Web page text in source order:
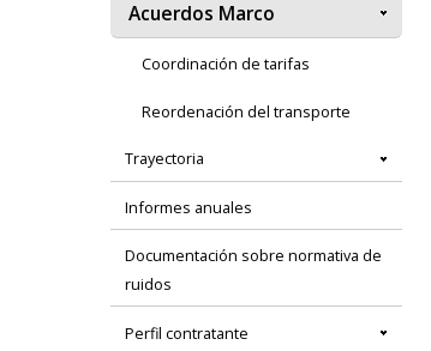
Acuerdos Marco
Coordinación de tarifas
Reordenación del transporte
Trayectoria
Informes anuales
Documentación sobre normativa de
ruidos
Perfil contratante